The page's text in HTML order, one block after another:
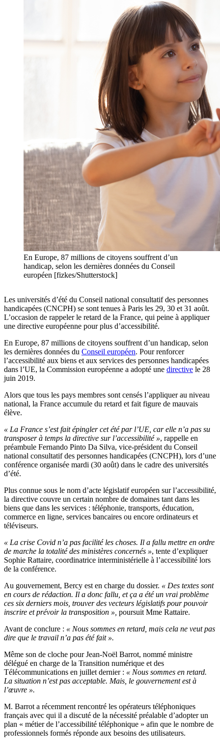
En Europe, 87 millions de citoyens souffrent d’un
handicap, selon les dernières données du Conseil
européen [fizkes/Shutterstock]
Les universités d’été du Conseil national consultatif des personnes
handicapées (CNCPH) se sont tenues à Paris les 29, 30 et 31 août.
L’occasion de rappeler le retard de la France, qui peine à appliquer
une directive européenne pour plus d’accessibilité.
En Europe, 87 millions de citoyens souffrent d’un handicap, selon
les dernières données du Conseil européen. Pour renforcer
l’accessibilité aux biens et aux services des personnes handicapées
dans l’UE, la Commission européenne a adopté une directive le 28
juin 2019.
Alors que tous les pays membres sont censés l’appliquer au niveau
national, la France accumule du retard et fait figure de mauvais
élève.
« La France s’est fait épingler cet été par l’UE, car elle n’a pas su
transposer à temps la directive sur l’accessibilité », rappelle en
préambule Fernando Pinto Da Silva, vice-président du Conseil
national consultatif des personnes handicapées (CNCPH), lors d’une
conférence organisée mardi (30 août) dans le cadre des universités
d’été.
Plus connue sous le nom d’acte législatif européen sur l’accessibilité,
la directive couvre un certain nombre de domaines tant dans les
biens que dans les services : téléphonie, transports, éducation,
commerce en ligne, services bancaires ou encore ordinateurs et
téléviseurs.
« La crise Covid n’a pas facilité les choses. Il a fallu mettre en ordre
de marche la totalité des ministères concernés », tente d’expliquer
Sophie Rattaire, coordinatrice interministérielle à l’accessibilité lors
de la conférence.
Au gouvernement, Bercy est en charge du dossier. « Des textes sont
en cours de rédaction. Il a donc fallu, et ça a été un vrai problème
ces six derniers mois, trouver des vecteurs législatifs pour pouvoir
inscrire et prévoir la transposition », poursuit Mme Rattaire.
Avant de conclure : « Nous sommes en retard, mais cela ne veut pas
dire que le travail n’a pas été fait ».
Même son de cloche pour Jean-Noël Barrot, nommé ministre
délégué en charge de la Transition numérique et des
Télécommunications en juillet dernier : « Nous sommes en retard.
La situation n’est pas acceptable. Mais, le gouvernement est à
l’œuvre ».
M. Barrot a récemment rencontré les opérateurs téléphoniques
français avec qui il a discuté de la nécessité préalable d’adopter un
plan « métier de l’accessibilité téléphonique » afin que le nombre de
professionnels formés réponde aux besoins des utilisateurs.